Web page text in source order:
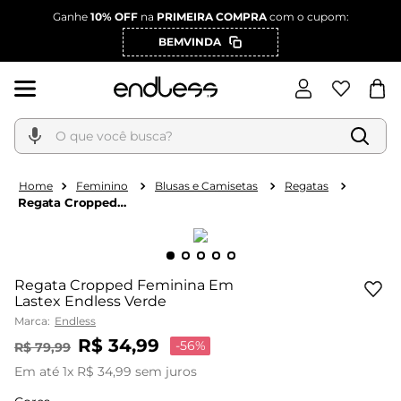
Ganhe 10% OFFna PRIMEIRA COMPRAcom o cupom:
BEMVINDA
O que você busca?
Feminino Blusas e Camisetas Regatas
Regata Cropped
Regata Cropped Feminina Em
Lastex Endless Verde
Marca: Endless
R$ 79,99 R$ 34,99 -56%
Em até 1x R$ 34,99 sem juros